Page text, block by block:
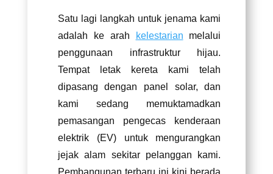
Satu lagi langkah untuk jenama kami
adalah ke arah
kelestarian melalui
penggunaan infrastruktur hijau.
Tempat letak kereta kami telah
dipasang dengan panel solar, dan
kami sedang memuktamadkan
pemasangan pengecas kenderaan
elektrik (EV) untuk mengurangkan
jejak alam sekitar pelanggan kami.
Pembangunan terbaru ini kini berada